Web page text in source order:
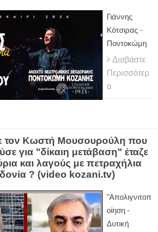
Γιάννης
Κότσιρας -
Ποντοκώμη
Διαβάστε
Περισσότερ
α
τον Κωστή Μουσουρούλη που
για "δίκαιη μετάβαση" έταζε
και λαγούς με πετραχήλια
? (video kozani.tv)
"Απολιγνιτοπ
οίηση -
Δυτική